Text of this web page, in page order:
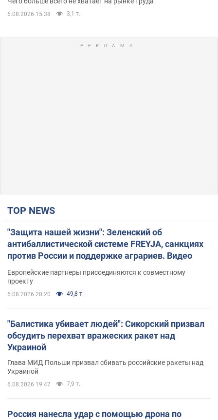
6.08.2026 15:38 3,1 т.
TOP NEWS
"Защита нашей жизни": Зеленский об
антибаллистической системе FREYJA, санкциях
против России и поддержке аграриев. Видео
Европейские партнеры присоединяются к совместному
проекту
6.08.2026 20:20 49,8 т.
"Балистика убивает людей": Сикорский призвал
обсудить перехват вражеских ракет над
Украиной
Глава МИД Польши призвал сбивать российские ракеты над
Украиной
6.08.2026 19:47 7,9 т.
Россия нанесла удар с помощью дрона по